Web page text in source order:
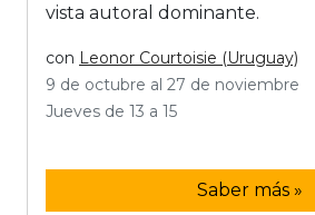
vista autoral dominante.
con Leonor Courtoisie (Uruguay)
9 de octubre al 27 de noviembre
Jueves de 13 a 15
Saber más »